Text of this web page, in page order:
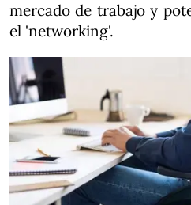
mercado de trabajo y
el 'networking'.